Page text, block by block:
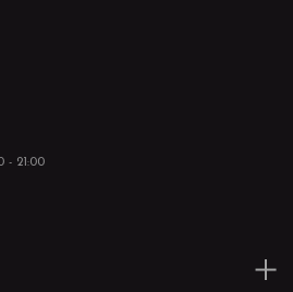
- 21:00